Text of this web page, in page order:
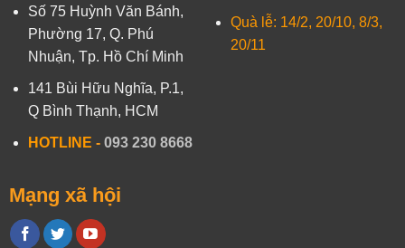
Số 75 Huỳnh Văn Bánh,
Phường 17, Q. Phú
Nhuận, Tp. Hồ Chí Minh
141 Bùi Hữu Nghĩa, P.1,
Q Bình Thạnh, HCM
HOTLINE - 093 230 8668
Quà lễ: 14/2, 20/10, 8/3,
20/11
Mạng xã hội